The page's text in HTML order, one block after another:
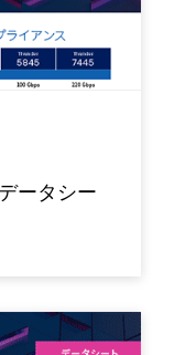
ータシー